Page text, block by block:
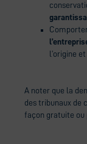
l’origine
A noter que la
des tribunaux de
façon gratuite ou